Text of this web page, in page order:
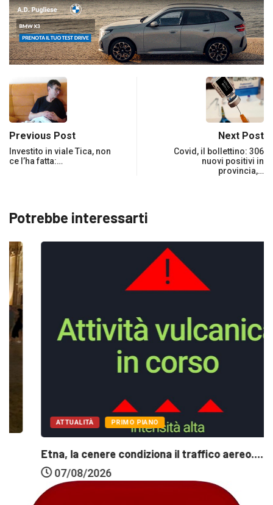
Previous Post
Investito in viale Tica, non
ce l’ha fatta:…
Next Post
Covid, il bollettino: 306
nuovi positivi in
provincia,…
Potrebbe interessarti
ATTUALITÀ PRIMO PIANO
Etna, la cenere condiziona il traffico aereo....
07/08/2026